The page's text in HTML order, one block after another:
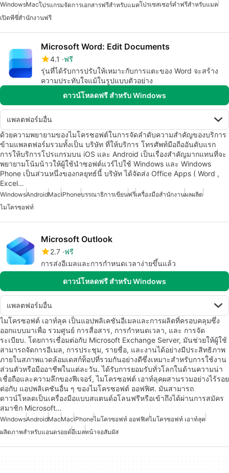
WindowsMacโปรแกรมจัดการเอกสารฟรีสำหรับแมคโปรเซสเซอร์คำฟรีสำหรับแมค
เปิดพีซีสำนักงานฟรี
Microsoft Word: Edit Documents
4.1
ฟรี
รุ่นที่ได้รับการปรับให้เหมาะกับการแตะของ Word จะสร้าง
ความประทับใจแม้ในรูปแบบตัวอย่าง
ดาวน์โหลดฟรี สำหรับ Windows
แพลตฟอร์มอื่น
ด้วยความพยายามของไมโครซอฟต์ในการจัดลำดับความสำคัญของบริการ
ข้ามแพลตฟอร์มรวมทั้งเป็น บริษัท ที่ให้บริการ โทรศัพท์มือถืออันดับแรก
การให้บริการโปรแกรมบน iOS และ Android เป็นเรื่องสำคัญมากแทนที่จะ
พยายามโน้มน้าวให้ผู้ใช้นำซอฟต์แวร์ไปใช้ Windows และ Windows
Phone เป็นส่วนหนึ่งของกลยุทธ์นี้ บริษัท ได้จัดส่ง Office Apps ( Word ,
Excel…
WindowsAndroidMaciPhoneบรรณาธิการเขียนฟรีเครื่องมือสำนักงานผลผลิต
ไมโครซอฟท์
Microsoft Outlook
2.7 ฟรี
การส่งอีเมลและการกำหนดเวลาง่ายขึ้นแล้ว
ดาวน์โหลดฟรี สำหรับ Windows
แพลตฟอร์มอื่น
ไมโครซอฟต์ เอาท์ลุค เป็นแอปพลิเคชันอีเมลและการผลิตที่ครอบคลุมซึ่ง
ออกแบบมาเพื่อ รวมศูนย์ การสื่อสาร, การกำหนดเวลา, และ การจัด
ระเบียบ. โดยการเชื่อมต่อกับ Microsoft Exchange Server, มันช่วยให้ผู้ใช้
สามารถจัดการอีเมล, การประชุม, รายชื่อ, และงานได้อย่างมีประสิทธิภาพ
ภายในสภาพแวดล้อมเดสก์ท็อปที่รวมกันอย่างดีซึ่งเหมาะสำหรับการใช้งาน
ส่วนตัวหรือมืออาชีพในแต่ละวัน. ได้รับการยอมรับทั่วโลกในด้านความน่า
เชื่อถือและความลึกของฟีเจอร์, ไมโครซอฟต์ เอาท์ลุคผสานรวมอย่างไร้รอย
ต่อกับ แอปพลิเคชันอื่น ๆ ของไมโครซอฟต์ ออฟฟิศ. มันสามารถ
ดาวน์โหลดเป็นเครื่องมือแบบสแตนด์อโลนฟรีหรือเข้าถึงได้ผ่านการสมัคร
สมาชิก Microsoft…
WindowsAndroidMacMaciPhoneไมโครซอฟท์ ออฟฟิศไมโครซอฟท์ เอาท์ลุค
ผลิตภาพสำหรับแอนดรอยด์อีเมลหน้าจอสัมผัส